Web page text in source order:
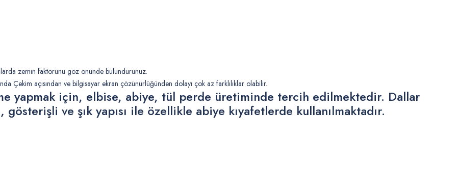
zemin faktörünü göz önünde bulundurunuz.
Çekim açısından ve bilgisayar ekran çözünürlüğünden dolayı çok az farklılıklar olabilir.
yapmak için, elbise, abiye, tül perde üretiminde tercih edilmektedir. Dallar
ve şık yapısı ile özellikle abiye kıyafetlerde kullanılmaktadır.